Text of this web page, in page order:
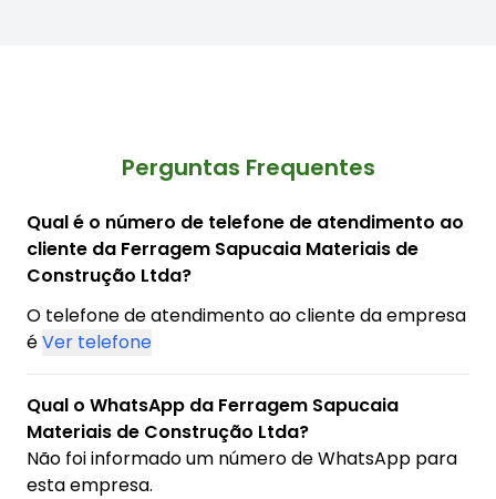
Perguntas Frequentes
Qual é o número de telefone de atendimento ao
cliente da Ferragem Sapucaia Materiais de
Construção Ltda?
O telefone de atendimento ao cliente da empresa
éVer telefone
Qual o WhatsApp da Ferragem Sapucaia
Materiais de Construção Ltda?
Não foi informado um número de WhatsApp para
esta empresa.